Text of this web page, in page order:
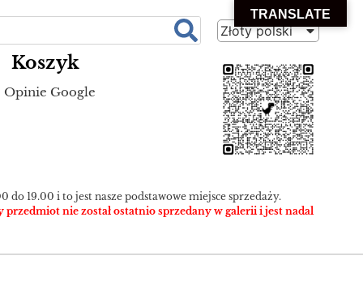
Koszyk
Opinie Google
Złoty polski
do 19.00 i to jest nasze podstawowe miejsce sprzedaży.
nie został ostatnio sprzedany w galerii i jest nadal
TRANSLATE